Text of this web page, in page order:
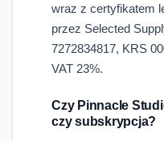
wraz z certyfikatem
przez Selected
7272834817, KRS
VAT 23%.
Czy Pinnacle
czy subskrypcja?